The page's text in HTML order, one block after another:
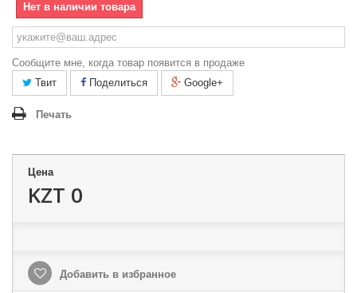
Нет в наличии товара
Сообщите мне, когда товар появится в продаже
Твит
Поделиться Google+
Печать
Цена
KZT 0
Добавить в избранное